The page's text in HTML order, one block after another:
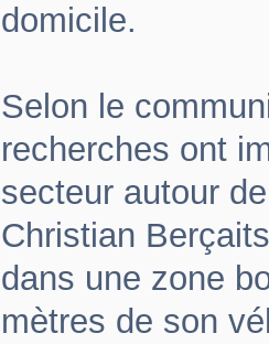
domicile.
Selon le
recherches ont
secteur autour
Christian
dans une zone
mètres de son